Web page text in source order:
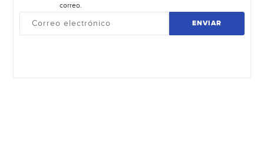
correo.
ENVIAR